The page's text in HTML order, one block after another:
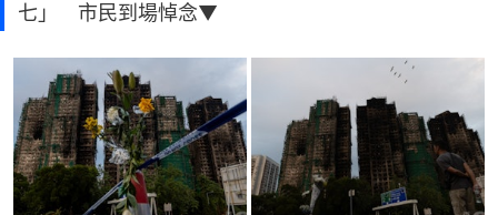
七」 市民到場悼念▼